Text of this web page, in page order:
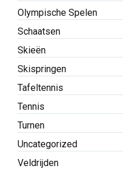
Olympische Spelen
Schaatsen
Skieën
Skispringen
Tafeltennis
Tennis
Turnen
Uncategorized
Veldrijden